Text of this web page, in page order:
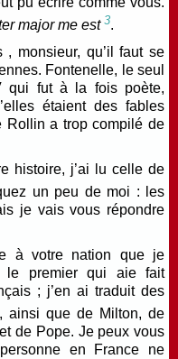
major me est 3.
, monsieur, qu’il faut se
Fontenelle, le seul
qui fut à la fois poète,
étaient des fables
Rollin a trop compilé de
histoire, j’ai lu celle de
un peu de moi : les
je vais vous répondre
à votre nation que je
le premier qui aie fait
; j’en ai traduit des
, ainsi que de Milton, de
de Pope. Je peux vous
en France ne